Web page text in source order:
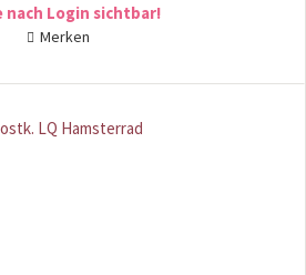
nach Login sichtbar!
Merken